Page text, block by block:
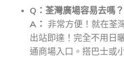
Q：荃灣廣場容易去嗎
A： 非常方便！就在荃
出站即達！完全不用日
通商場入口。搭巴士或